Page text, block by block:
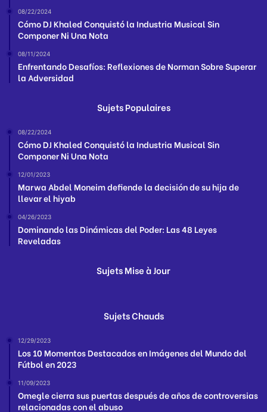
08/22/2024
Cómo DJ Khaled Conquistó la Industria Musical Sin
Componer Ni Una Nota
08/11/2024
Enfrentando Desafíos: Reflexiones de Norman Sobre Superar
la Adversidad
Sujets Populaires
08/22/2024
Cómo DJ Khaled Conquistó la Industria Musical Sin
Componer Ni Una Nota
12/01/2023
Marwa Abdel Moneim defiende la decisión de su hija de
llevar el hiyab
04/26/2023
Dominando las Dinámicas del Poder: Las 48 Leyes
Reveladas
Sujets Mise à Jour
Sujets Chauds
12/29/2023
Los 10 Momentos Destacados en Imágenes del Mundo del
Fútbol en 2023
11/09/2023
Omegle cierra sus puertas después de años de controversias
relacionadas con el abuso